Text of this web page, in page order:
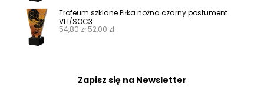
Trofeum szklane Piłka nożna czarny postument
VL1/SOC3
54,80 zł 52,00 zł
Zapisz się na Newsletter